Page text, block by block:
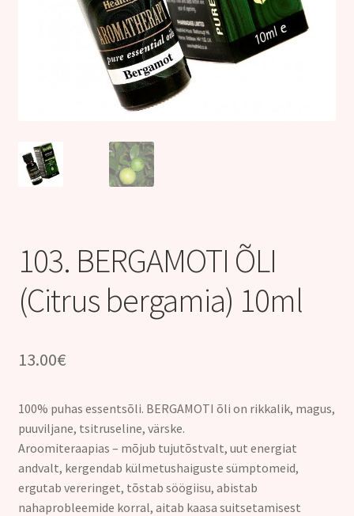
103. BERGAMOTI ÕLI
(Citrus bergamia) 10ml
13.00€
100% puhas essentsõli. BERGAMOTI õli on rikkalik, magus,
puuviljane, tsitruseline, värske.
Aroomiteraapias – mõjub tujutõstvalt, uut energiat
andvalt, kergendab külmetushaiguste sümptomeid,
ergutab vereringet, tõstab söögiisu, abistab
nahaprobleemide korral, aitab kaasa suitsetamisest